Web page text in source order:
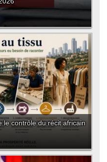
le contrôle du récit africain